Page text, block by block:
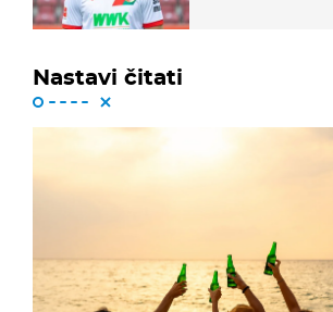
Nastavi čitati